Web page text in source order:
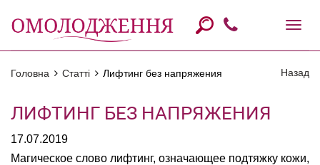
Назад
Головна Статті Лифтинг без напряжения
ЛИФТИНГ БЕЗ НАПРЯЖЕНИЯ
17.07.2019
Магическое слово лифтинг, означающее подтяжку кожи,